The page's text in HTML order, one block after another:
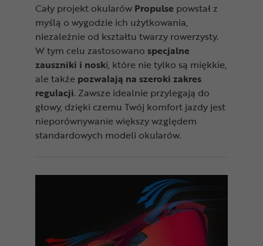
Cały projekt okularów Propulse powstał z
myślą o wygodzie ich użytkowania,
niezależnie od kształtu twarzy rowerzysty.
W tym celu zastosowano specjalne
zauszniki i noski, które nie tylko są miękkie,
ale także pozwalają na szeroki zakres
regulacji. Zawsze idealnie przylegają do
głowy, dzięki czemu Twój komfort jazdy jest
nieporównywanie większy względem
standardowych modeli okularów.